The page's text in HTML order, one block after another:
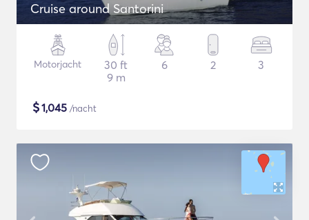
Cruise around Santorini
Motorjacht
30 ft
9 m
6 2 3
$1,045 /nacht